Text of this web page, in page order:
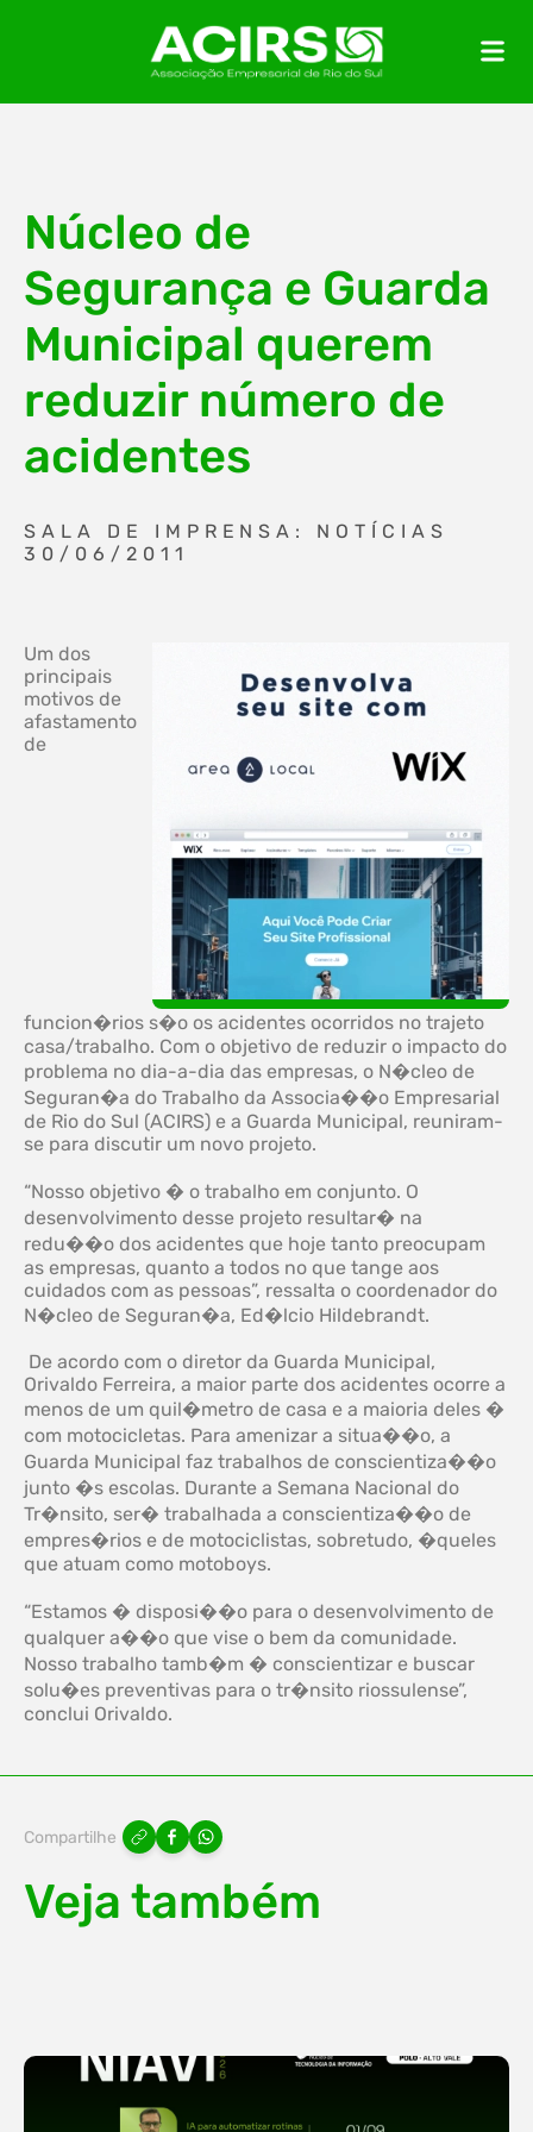
Núcleo de
Segurança e Guarda
Municipal querem
reduzir número de
acidentes
SALA DE IMPRENSA: NOTÍCIAS
30/06/2011
Um dos
principais
motivos de
afastamento
de
funcion�rios s�o os acidentes ocorridos no trajeto
casa/trabalho. Com o objetivo de reduzir o impacto do
problema no dia-a-dia das empresas, o N�cleo de
Seguran�a do Trabalho da Associa��o Empresarial
de Rio do Sul (ACIRS) e a Guarda Municipal, reuniram-
se para discutir um novo projeto.
“Nosso objetivo � o trabalho em conjunto. O
desenvolvimento desse projeto resultar� na
redu��o dos acidentes que hoje tanto preocupam
as empresas, quanto a todos no que tange aos
cuidados com as pessoas”, ressalta o coordenador do
N�cleo de Seguran�a, Ed�lcio Hildebrandt.
De acordo com o diretor da Guarda Municipal,
Orivaldo Ferreira, a maior parte dos acidentes ocorre a
menos de um quil�metro de casa e a maioria deles �
com motocicletas. Para amenizar a situa��o, a
Guarda Municipal faz trabalhos de conscientiza��o
junto �s escolas. Durante a Semana Nacional do
Tr�nsito, ser� trabalhada a conscientiza��o de
empres�rios e de motociclistas, sobretudo, �queles
que atuam como motoboys.
“Estamos � disposi��o para o desenvolvimento de
qualquer a��o que vise o bem da comunidade.
Nosso trabalho tamb�m � conscientizar e buscar
solu�es preventivas para o tr�nsito riossulense”,
conclui Orivaldo.
Compartilhe
Veja também